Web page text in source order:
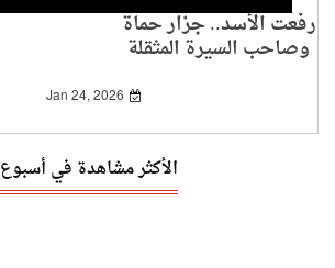
رفعت الأسد.. جزار حماة
وصاحب السيرة المثقلة
Jan 24, 2026
الأكثر مشاهدة في أسبوع